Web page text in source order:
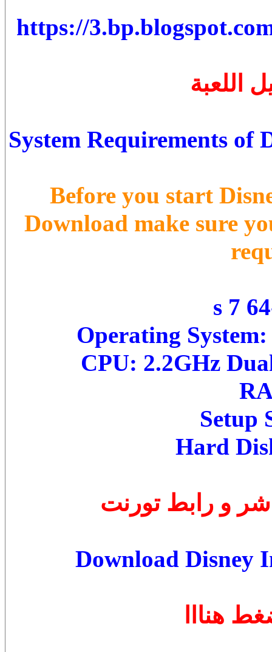
https://
اللعبة
System Requirements
Before you start
Download make sure
Operating
CPU: 2.2GHz
Setup
Hard
و رابط تورنت
Download Disney
هنااا